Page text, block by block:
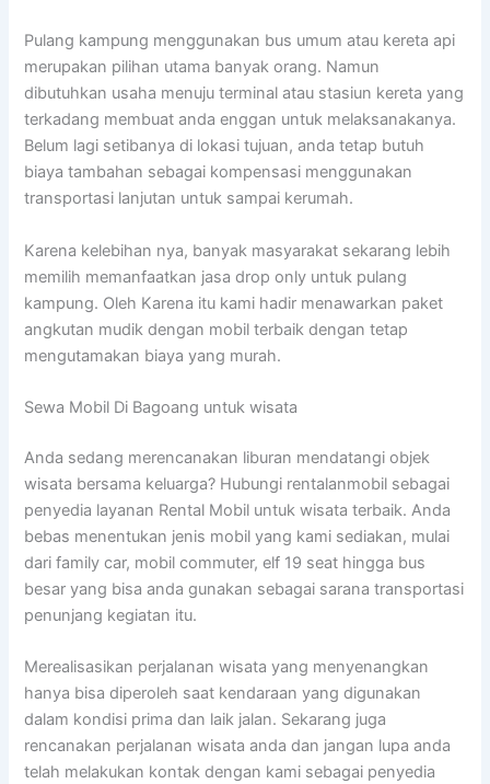
Pulang kampung menggunakan bus umum atau kereta api
merupakan pilihan utama banyak orang. Namun
dibutuhkan usaha menuju terminal atau stasiun kereta yang
terkadang membuat anda enggan untuk melaksanakanya.
Belum lagi setibanya di lokasi tujuan, anda tetap butuh
biaya tambahan sebagai kompensasi menggunakan
transportasi lanjutan untuk sampai kerumah.
Karena kelebihan nya, banyak masyarakat sekarang lebih
memilih memanfaatkan jasa drop only untuk pulang
kampung. Oleh Karena itu kami hadir menawarkan paket
angkutan mudik dengan mobil terbaik dengan tetap
mengutamakan biaya yang murah.
Sewa Mobil Di Bagoang untuk wisata
Anda sedang merencanakan liburan mendatangi objek
wisata bersama keluarga? Hubungi rentalanmobil sebagai
penyedia layanan Rental Mobil untuk wisata terbaik. Anda
bebas menentukan jenis mobil yang kami sediakan, mulai
dari family car, mobil commuter, elf 19 seat hingga bus
besar yang bisa anda gunakan sebagai sarana transportasi
penunjang kegiatan itu.
Merealisasikan perjalanan wisata yang menyenangkan
hanya bisa diperoleh saat kendaraan yang digunakan
dalam kondisi prima dan laik jalan. Sekarang juga
rencanakan perjalanan wisata anda dan jangan lupa anda
telah melakukan kontak dengan kami sebagai penyedia